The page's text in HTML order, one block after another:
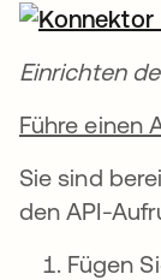
Einrichten
Führe einen
Sie sind
den API-
Fügen